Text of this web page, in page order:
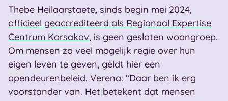
Thebe Heilaarstaete, sinds begin mei 2024,
officieel geaccrediteerd als Regionaal Expertise
Centrum Korsakov, is geen gesloten woongroep.
Om mensen zo veel mogelijk regie over hun
eigen leven te geven, geldt hier een
opendeurenbeleid. Verena: “Daar ben ik erg
voorstander van. Het betekent dat mensen